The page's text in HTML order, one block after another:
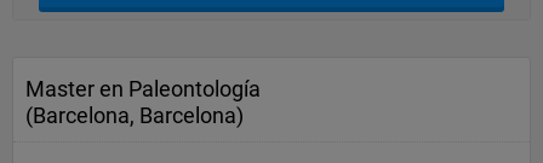
Master en Paleontología
(Barcelona, Barcelona)